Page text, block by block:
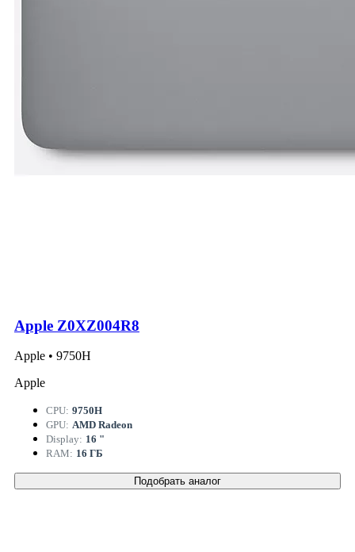
Apple Z0XZ004R8
Apple • 9750H
Apple
CPU: 9750H
GPU: AMD Radeon
Display: 16 "
RAM: 16 ГБ
Подобрать аналог